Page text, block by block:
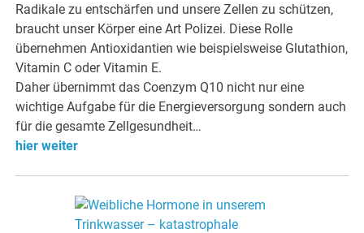
Radikale zu entschärfen und unsere Zellen zu schützen,
braucht unser Körper eine Art Polizei. Diese Rolle
übernehmen Antioxidantien wie beispielsweise Glutathion,
Vitamin C oder Vitamin E.
Daher übernimmt das Coenzym Q10 nicht nur eine
wichtige Aufgabe für die Energieversorgung sondern auch
für die gesamte Zellgesundheit…
hier weiter